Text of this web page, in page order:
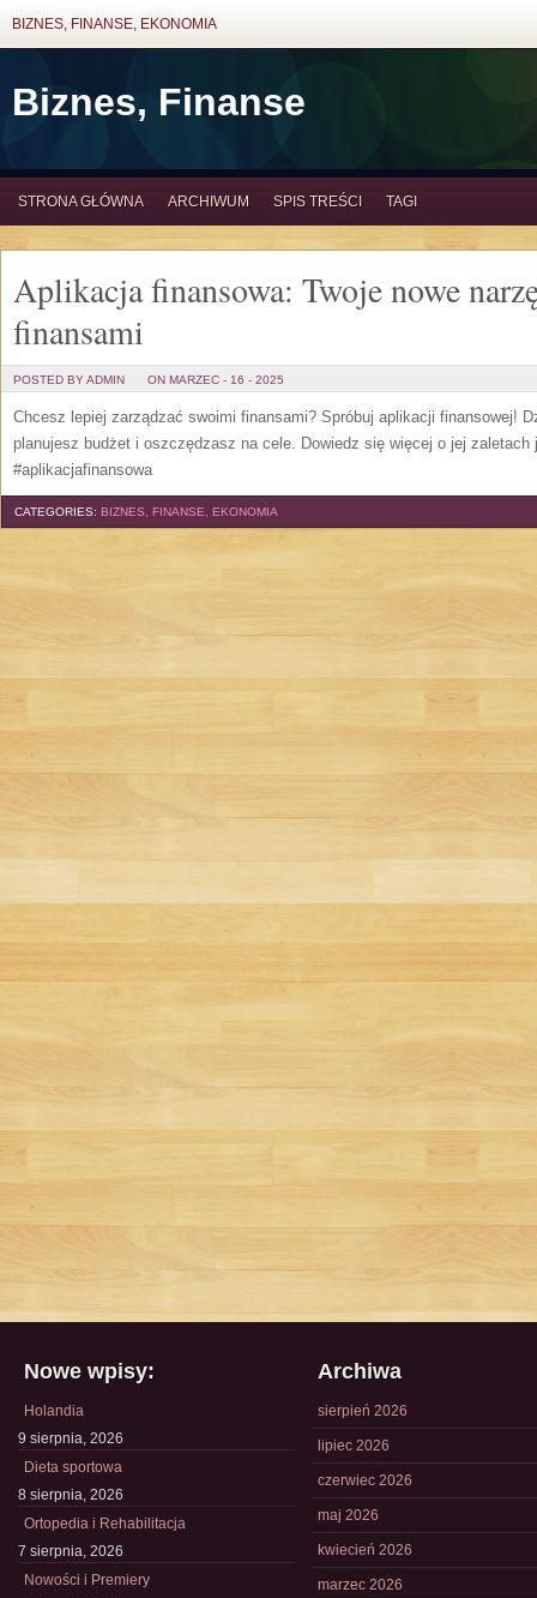
BIZNES, FINANSE, EKONOMIA
Biznes, Finanse
STRONA GŁÓWNA ARCHIWUM SPIS TREŚCI TAGI
Aplikacja finansowa: Twoje nowe
finansami
POSTED BY ADMIN ON MARZEC - 16 - 2025
Chcesz lepiej zarządzać swoimi finansami? Spróbuj aplikacji finansowej!
planujesz budżet i oszczędzasz na cele. Dowiedz się więcej o jej
#aplikacjafinansowa
CATEGORIES: BIZNES, FINANSE, EKONOMIA
Nowe wpisy:
Holandia
9 sierpnia, 2026
Dieta sportowa
8 sierpnia, 2026
Ortopedia i Rehabilitacja
7 sierpnia, 2026
Nowości i Premiery
Archiwa
sierpień 2026
lipiec 2026
czerwiec 2026
maj 2026
kwiecień 2026
marzec 2026